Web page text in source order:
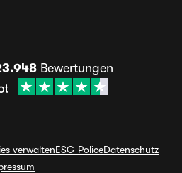
Bewertungen
verwaltenESG PoliceDatenschutz